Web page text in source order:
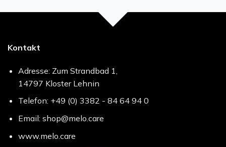
Kontakt
Adresse: Zum Strandbad 1,
14797 Kloster Lehnin
Telefon: +49 (0) 3382 - 84 64 94 0
Email: shop@melo.care
www.melo.care